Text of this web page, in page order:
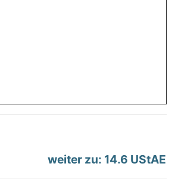
weiter zu: 14.6 UStAE